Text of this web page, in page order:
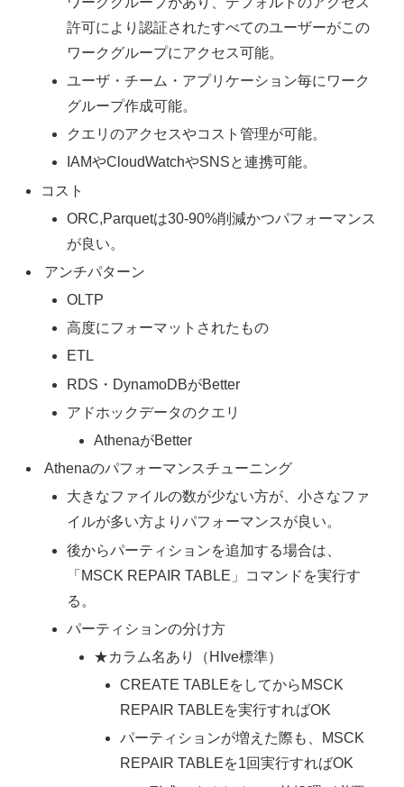
許可により認証されたすべてのユーザーがこの
ワークグループにアクセス可能。
ユーザ・チーム・アプリケーション毎にワーク
グループ作成可能。
クエリのアクセスやコスト管理が可能。
IAMやCloudWatchやSNSと連携可能。
コスト
ORC,Parquetは30-90%削減かつパフォーマンス
が良い。
アンチパターン
OLTP
高度にフォーマットされたもの
ETL
RDS・DynamoDBがBetter
アドホックデータのクエリ
AthenaがBetter
Athenaのパフォーマンスチューニング
大きなファイルの数が少ない方が、小さなファ
イルが多い方よりパフォーマンスが良い。
後からパーティションを追加する場合は、
「MSCK REPAIR TABLE」コマンドを実行す
る。
パーティションの分け方
★カラム名あり（HIve標準）
CREATE TABLEをしてからMSCK
REPAIR TABLEを実行すればOK
パーティションが増えた際も、MSCK
REPAIR TABLEを1回実行すればOK